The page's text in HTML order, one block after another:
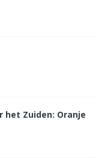
het Zuiden: Oranje